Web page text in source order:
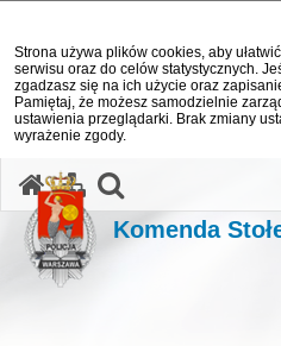
Strona używa plików cookies, aby
serwisu oraz do celów statystycznych.
zgadzasz się na ich użycie oraz
Pamiętaj, że możesz samodzielnie
ustawienia przeglądarki. Brak zmiany
wyrażenie zgody.
Komenda